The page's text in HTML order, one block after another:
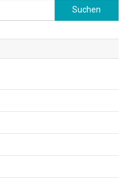
Suchen
nach: